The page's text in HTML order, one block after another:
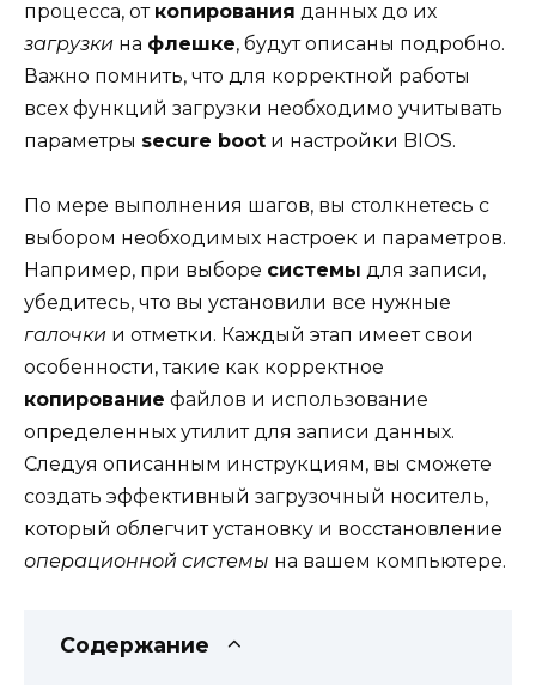
процесса, от копирования данных до их
загрузки на флешке, будут описаны подробно.
Важно помнить, что для корректной работы
всех функций загрузки необходимо учитывать
параметры secure boot и настройки BIOS.
По мере выполнения шагов, вы столкнетесь с
выбором необходимых настроек и параметров.
Например, при выборе системы для записи,
убедитесь, что вы установили все нужные
галочки и отметки. Каждый этап имеет свои
особенности, такие как корректное
копирование файлов и использование
определенных утилит для записи данных.
Следуя описанным инструкциям, вы сможете
создать эффективный загрузочный носитель,
который облегчит установку и восстановление
операционной системы на вашем компьютере.
Содержание